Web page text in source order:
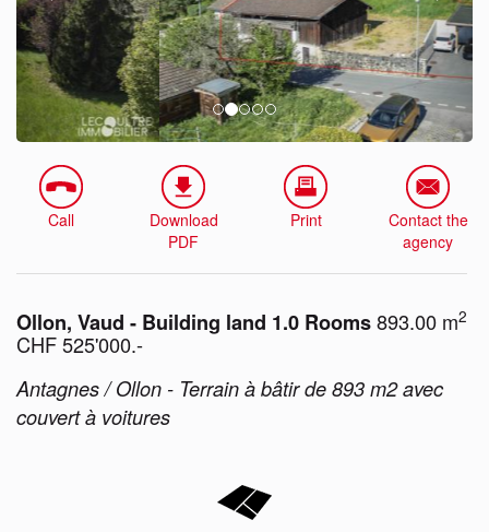
Call
Download
PDF
Print
Contact the
agency
Ollon, Vaud - Building land 1.0 Rooms893.00 m2
CHF 525'000.-
Antagnes / Ollon - Terrain à bâtir de 893 m2 avec
couvert à voitures